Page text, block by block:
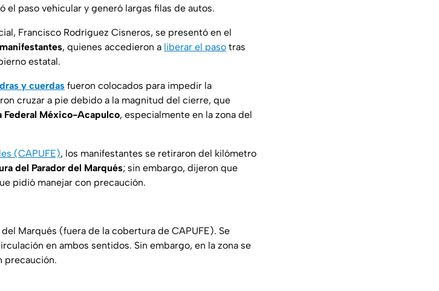
el paso vehicular y generó largas filas de autos.
Francisco Rodríguez Cisneros, se presentó en el
, quienes accedieron a liberar el paso tras
estatal.
y cuerdas fueron colocados para impedir la
cruzar a pie debido a la magnitud del cierre, que
Federal México-Acapulco, especialmente en la zona del
(CAPUFE), los manifestantes se retiraron del kilómetro
del Parador del Marqués; sin embargo, dijeron que
pidió manejar con precaución.
Marqués (fuera de la cobertura de CAPUFE). Se
en ambos sentidos. Sin embargo, en la zona se
precaución.